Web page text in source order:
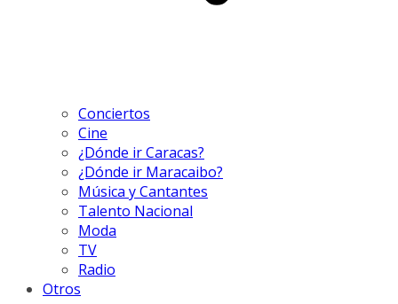
Conciertos
Cine
¿Dónde ir Caracas?
¿Dónde ir Maracaibo?
Música y Cantantes
Talento Nacional
Moda
TV
Radio
Otros